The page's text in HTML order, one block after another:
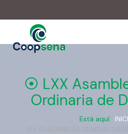
⦿ LXX
Ordinaria de
Está aquí:
⦿ LXX ASAMBLEA GENERAL